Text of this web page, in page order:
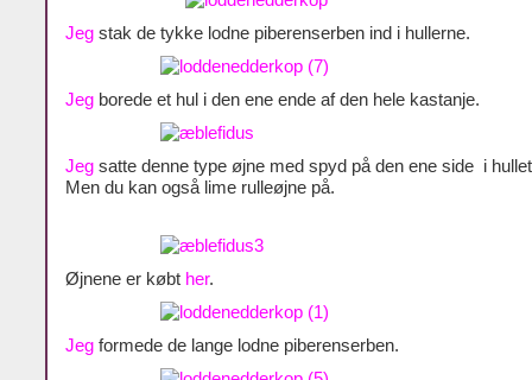
Jeg stak de tykke lodne piberenserben ind i hullerne.
Jeg borede et hul i den ene ende af den hele kastanje.
Jeg satte denne type øjne med spyd på den ene side i
Men du kan også lime rulleøjne på.
Øjnene er købt her.
Jeg formede de lange lodne piberenserben.